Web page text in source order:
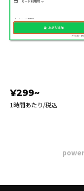
¥299~
1時間あたり/税込